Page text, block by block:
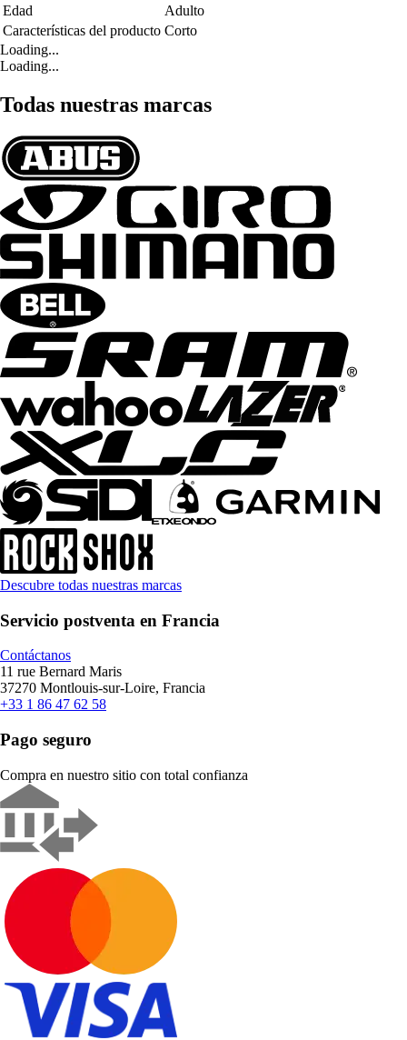
Edad
Adulto
Características del producto Corto
Loading...
Loading...
Todas nuestras marcas
Descubre todas nuestras marcas
Servicio postventa en Francia
Contáctanos
11 rue Bernard Maris
37270 Montlouis-sur-Loire, Francia
+33 1 86 47 62 58
Pago seguro
Compra en nuestro sitio con total confianza